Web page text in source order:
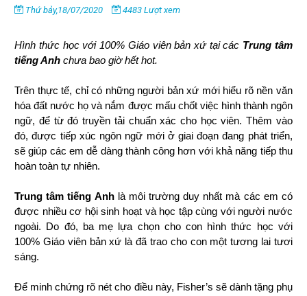
Thứ bảy,18/07/2020 4483 Lượt xem
Hình thức học với 100% Giáo viên bản xứ tại các Trung tâm
tiếng Anh chưa bao giờ hết hot.
Trên thực tế, chỉ có những người bản xứ mới hiểu rõ nền văn
hóa đất nước họ và nắm được mấu chốt việc hình thành ngôn
ngữ, để từ đó truyền tải chuẩn xác cho học viên. Thêm vào
đó, được tiếp xúc ngôn ngữ mới ở giai đoạn đang phát triển,
sẽ giúp các em dễ dàng thành công hơn với khả năng tiếp thu
hoàn toàn tự nhiên.
Trung tâm tiếng Anh là môi trường duy nhất mà các em có
được nhiều cơ hội sinh hoạt và học tập cùng với người nước
ngoài. Do đó, ba mẹ lựa chọn cho con hình thức học với
100% Giáo viên bản xứ là đã trao cho con một tương lai tươi
sáng.
Để minh chứng rõ nét cho điều này, Fisher’s sẽ dành tặng phụ